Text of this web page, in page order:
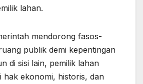
lahan.
mendorong fasos-
publik demi kepentingan
di sisi lain, pemilik lahan
hak ekonomi, historis, dan